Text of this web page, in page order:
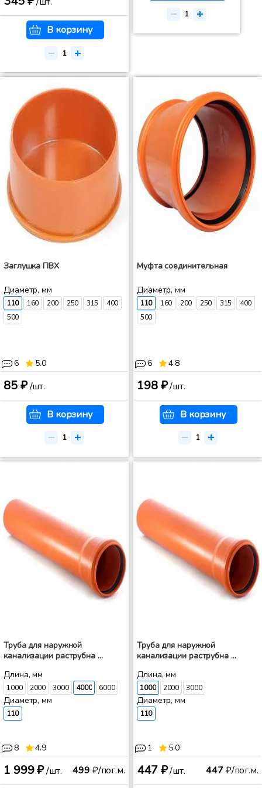
В корзину
Заглушка ПВХ
Диаметр, мм
110 160 200 250 315
400
500
6 5.0
85 ₽/шт.
В корзину
Муфта соединительная
Диаметр, мм
110 160 200 250 315
400
500
6 4.8
198 ₽/шт.
В корзину
Труба для наружной
канализации раструбна ...
Длина, мм
1000 2000 3000 4000 6000
Диаметр, мм
110
8 4.9
1 999 ₽/шт. 499 ₽/пог.м.
Труба для наружной
канализации раструбна ...
Длина, мм
1000 2000 3000
Диаметр, мм
110
1 5.0
447 ₽/шт. 447₽/пог.м.